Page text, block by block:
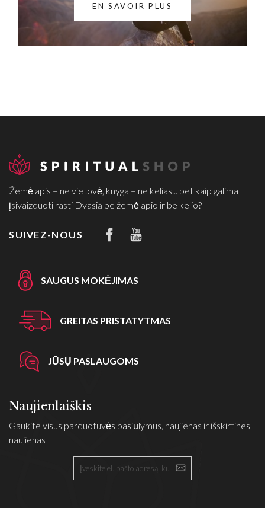
EN SAVOIR PLUS
Žemėlapis – ne vietovė, knyga – ne kelias... bet kaip galima
įsivaizduoti rasti Dvasią be žemėlapio ir be kelio?
SUIVEZ-NOUS
SAUGUS MOKĖJIMAS
GREITAS PRISTATYTMAS
JŪSŲ PASLAUGOMS
Naujienlaiškis
Gaukite visus parduotuvės pasiūlymus, naujienas ir išskirtines
naujienas